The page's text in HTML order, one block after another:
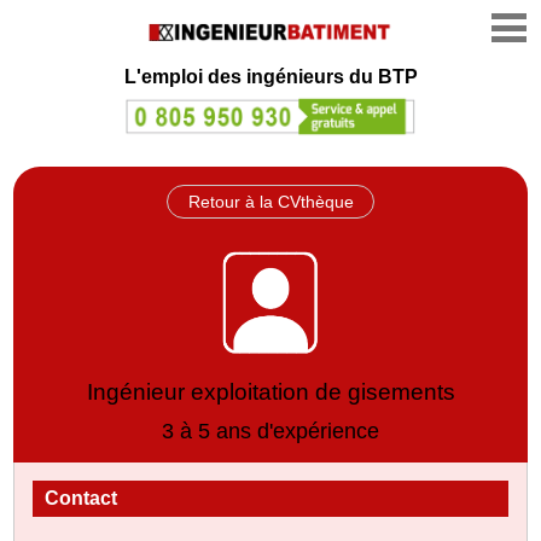
L'emploi des ingénieurs du BTP
Retour à la CVthèque
Ingénieur exploitation de gisements
3 à 5 ans d'expérience
Contact